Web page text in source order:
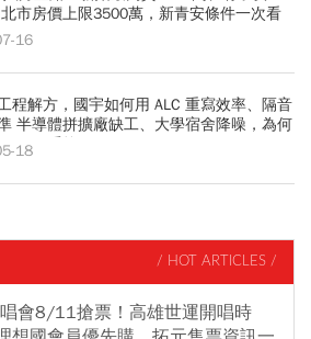
市房價上限3500萬，新青安條件一次看
16
程解方，國宇如何用 ALC 重寫效率、隔音
半導體拼擴廠缺工、大學宿舍降噪，為何
ALC 系統？
18
/ HOT ARTICLES /
會8/11搶票！高雄世運開唱時